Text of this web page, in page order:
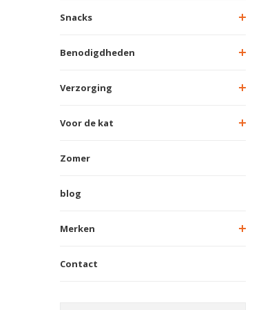
Snacks
Benodigdheden
Verzorging
Voor de kat
Zomer
blog
Merken
Contact